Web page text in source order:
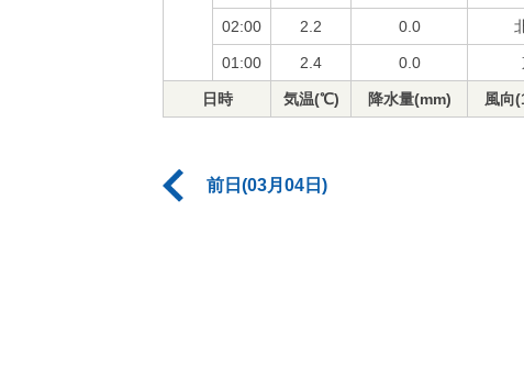
02:00 2.2 0.0
01:00 2.4 0.0
日時 気温(℃) 降水量(mm) 風向
前日(03月04日)